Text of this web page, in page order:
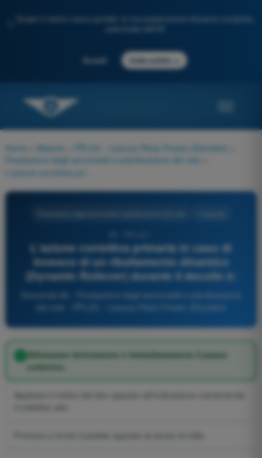
Scopri il nostro nuovo portale: la tua preparazione d'esame completa,
Accedi Inizia subito
Home Materie PPL(H) - Licenza Pilota Privato (Elicotteri)
Prestazione degli aeromobili e pianificazione del volo
L'azione correttiva primaria in caso di
innesco di un ribaltamento dinamico
(Dynamic Rollover) durante il decollo è:
Abbassare dolcemente e immediatamente il passo
collettivo.